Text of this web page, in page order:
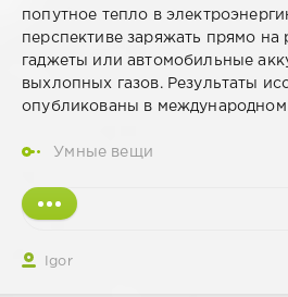
попутное тепло в
перспективе заряжать прямо на
гаджеты или автомобильные
выхлопных газов. Результаты
опубликованы в
Умные вещи
Igor